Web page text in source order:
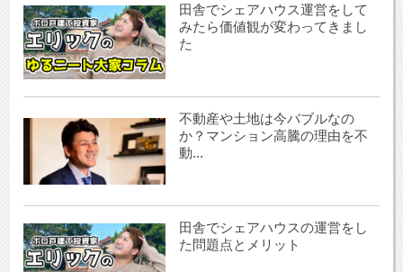
田舎でシェアハウス運営をして
みたら価値観が変わってきまし
た
不動産や土地は今バブルなの
か？マンション高騰の理由を不
動...
田舎でシェアハウスの運営をし
た問題点とメリット